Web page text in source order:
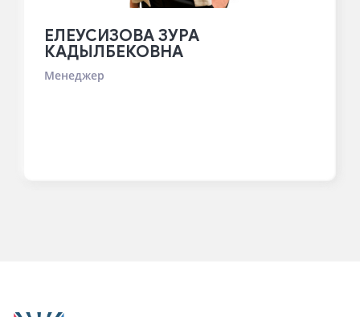
ЕЛЕУСИЗОВА ЗУРА
КАДЫЛБЕКОВНА
Менеджер